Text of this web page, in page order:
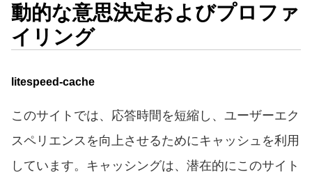
動的な意思決定およびプロファ
イリング
litespeed-cache
このサイトでは、応答時間を短縮し、ユーザーエク
スペリエンスを向上させるためにキャッシュを利用
しています。キャッシングは、潜在的にこのサイト